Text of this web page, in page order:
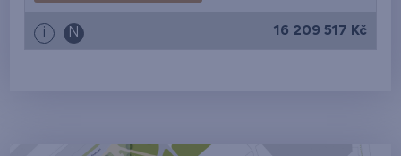
i N 16 209 517 Kč